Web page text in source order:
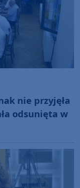
nie przyjęła
odsunięta w